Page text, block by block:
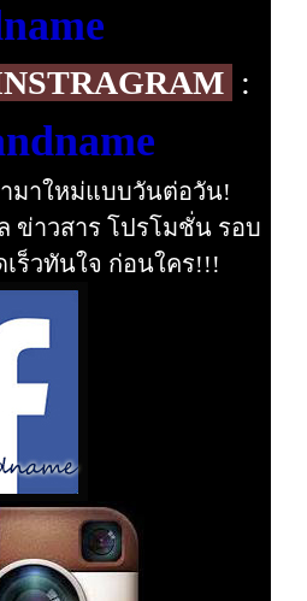
:
มาใหม่แบบวันต่อวัน!
ข่าวสาร โปรโมชั่น รอบ
ร็วทันใจ ก่อนใคร!!!